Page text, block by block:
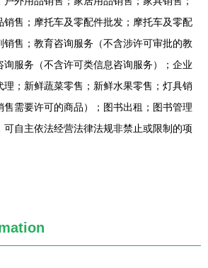
销售；摩托车及零配件批发；摩托车及零配
售；教育咨询服务（不含涉许可审批的教
服务（不含许可类信息咨询服务）；企业
理；新鲜蔬菜零售；新鲜水果零售；灯具销
需要许可的商品）；图书出租；图书管理
可自主依法经营法律法规非禁止或限制的项